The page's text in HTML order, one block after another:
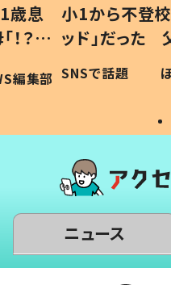
歳息
？」
編集部
小1から不登校
ッド」だった
作り続ける
#令和の子
SNSで話題
ニュース